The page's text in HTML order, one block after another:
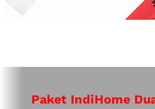
Paket IndiHome